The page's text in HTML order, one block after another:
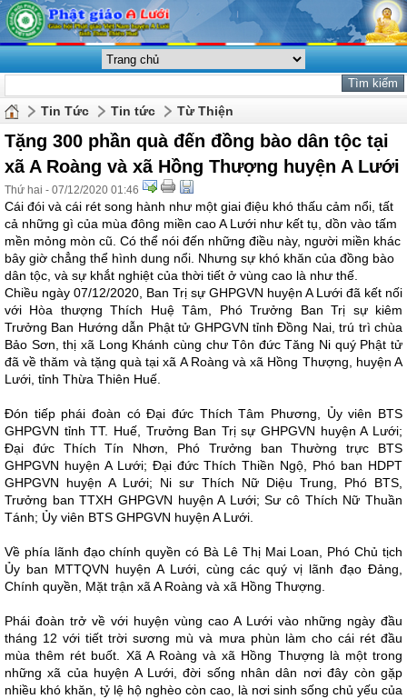
Tin Tức Tin tức Từ Thiện
Tặng 300 phần quà đến đồng bào dân tộc tại
xã A Roàng và xã Hồng Thượng huyện A Lưới
Thứ hai - 07/12/2020 01:46
Cái đói và cái rét song hành như một giai điệu khó thấu cảm nổi, tất
cả những gì của mùa đông miền cao A Lưới như kết tụ, dồn vào tấm
mền mỏng mòn cũ. Có thể nói đến những điều này, người miền khác
bây giờ chẳng thể hình dung nổi. Nhưng sự khó khăn của đồng bào
dân tộc, và sự khắt nghiệt của thời tiết ở vùng cao là như thế.
Chiều ngày 07/12/2020, Ban Trị sự GHPGVN huyện A Lưới đã kết nối
với Hòa thượng Thích Huệ Tâm, Phó Trưởng Ban Trị sự kiêm
Trưởng Ban Hướng dẫn Phật tử GHPGVN tỉnh Đồng Nai, trú trì chùa
Bảo Sơn, thị xã Long Khánh cùng chư Tôn đức Tăng Ni quý Phật tử
đã về thăm và tặng quà tại xã A Roàng và xã Hồng Thượng, huyện A
Lưới, tỉnh Thừa Thiên Huế.
Đón tiếp phái đoàn có Đại đức Thích Tâm Phương, Ủy viên BTS
GHPGVN tỉnh TT. Huế, Trưởng Ban Trị sự GHPGVN huyện A Lưới;
Đại đức Thích Tín Nhơn, Phó Trưởng ban Thường trực BTS
GHPGVN huyện A Lưới; Đại đức Thích Thiền Ngộ, Phó ban HDPT
GHPGVN huyện A Lưới; Ni sư Thích Nữ Diệu Trung, Phó BTS,
Trưởng ban TTXH GHPGVN huyện A Lưới; Sư cô Thích Nữ Thuần
Tánh; Ủy viên BTS GHPGVN huyện A Lưới.
Về phía lãnh đạo chính quyền có Bà Lê Thị Mai Loan, Phó Chủ tịch
Ủy ban MTTQVN huyện A Lưới, cùng các quý vị lãnh đạo Đảng,
Chính quyền, Mặt trận xã A Roàng và xã Hồng Thượng.
Phái đoàn trở về với huyện vùng cao A Lưới vào những ngày đầu
tháng 12 với tiết trời sương mù và mưa phùn làm cho cái rét đầu
mùa thêm rét buốt. Xã A Roàng và xã Hồng Thượng là một trong
những xã của huyện A Lưới, đời sống nhân dân nơi đây còn gặp
nhiều khó khăn, tỷ lệ hộ nghèo còn cao, là nơi sinh sống chủ yếu của